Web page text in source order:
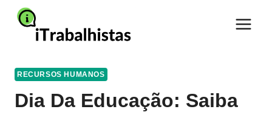
Pular
para
RECURSOS HUMANOS
Dia Da Educação: Saiba